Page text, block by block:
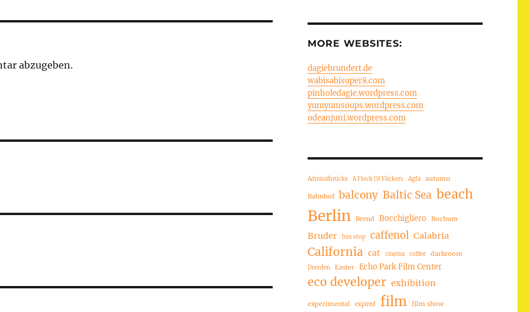
abzugeben.
MORE WEBSITES:
dagiebrundert.de
wabisabisuper8.com
pinholedagie.wordpress.com
yumyumsoups.wordpress.com
odeanjuni.wordpress.com
Admiralbrücke A Flock Of Flickers Agfa autumn
Bahnhof balcony Baltic Sea beach
Berlin Bernd Bocchigliero Bochum
Bruder bus stop caffenol Calabria
California cat cinema coffee darkroom
Dresden Easter Echo Park Film Center
eco developer exhibition
experimental expired film film show